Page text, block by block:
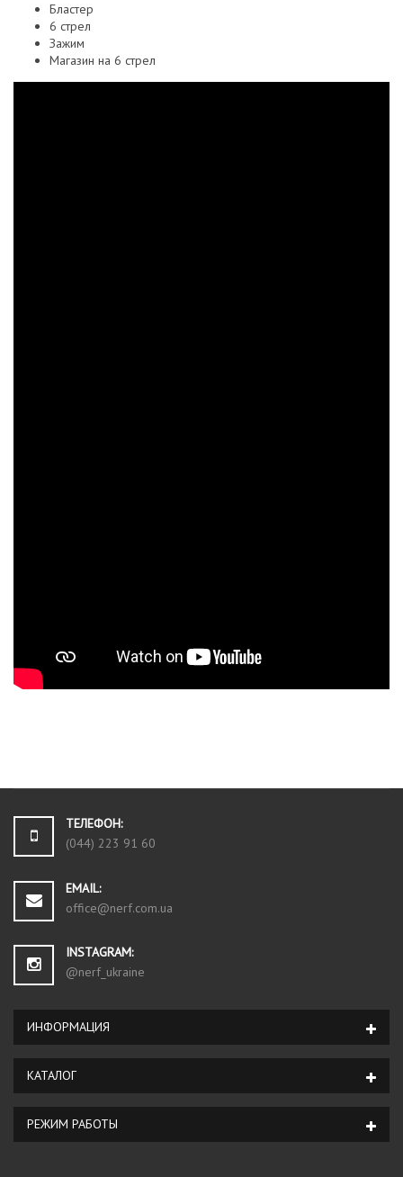
Бластер
6 стрел
Зажим
Магазин на 6 стрел
ТЕЛЕФОН:
(044) 223 91 60
EMAIL:
office@nerf.com.ua
INSTAGRAM:
@nerf_ukraine
ИНФОРМАЦИЯ
КАТАЛОГ
РЕЖИМ РАБОТЫ